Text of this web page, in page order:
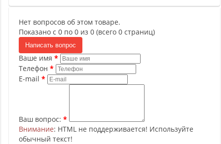
Нет вопросов об этом товаре.
Показано с 0 по 0 из 0 (всего 0 страниц)
Написать вопрос
Ваше имя
Телефон
E-mail
Ваш вопрос:
Внимание: HTML не поддерживается! Используйте
обычный текст!